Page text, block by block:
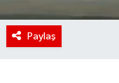
Paylaş